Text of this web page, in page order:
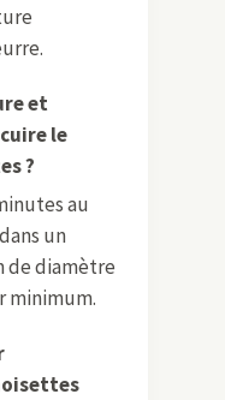
et
le
?
au
un
de diamètre
minimum.